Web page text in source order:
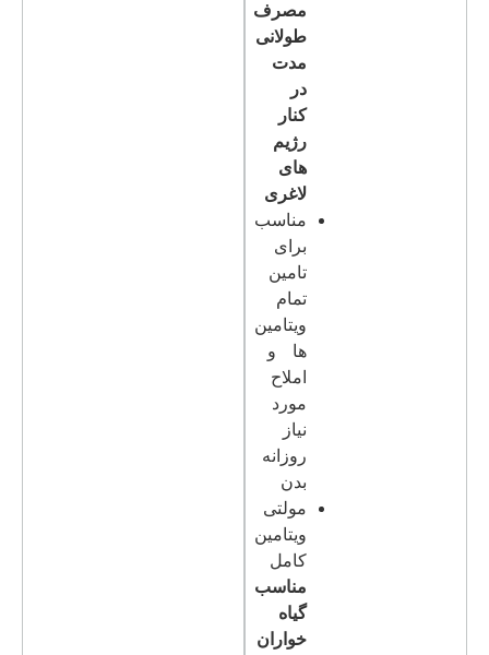
مصرف
طولانی
مدت
در
کنار
رژیم
های
لاغری
مناسب
برای
تامین
تمام
ویتامین
ها و
املاح
مورد
نیاز
روزانه
بدن
مولتی
ویتامین
کامل
مناسب
گیاه
خواران